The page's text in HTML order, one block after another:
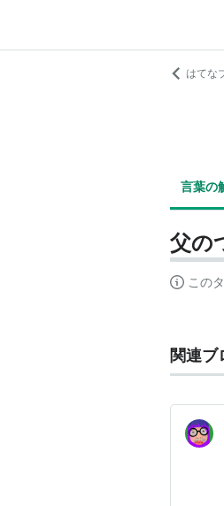
はてな
言葉の
父の
この
関連ブ